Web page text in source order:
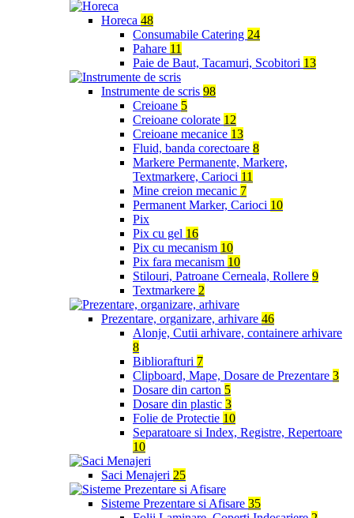
Horeca 48
Consumabile Catering 24
Pahare 11
Paie de Baut, Tacamuri, Scobitori 13
Instrumente de scris 98
Creioane 5
Creioane colorate 12
Creioane mecanice 13
Fluid, banda corectoare 8
Markere Permanente, Markere,
Textmarkere, Carioci 11
Mine creion mecanic 7
Permanent Marker, Carioci 10
Pix
Pix cu gel 16
Pix cu mecanism 10
Pix fara mecanism 10
Stilouri, Patroane Cerneala, Rollere 9
Textmarkere 2
Prezentare, organizare, arhivare 46
Alonje, Cutii arhivare, containere arhivare
8
Bibliorafturi 7
Clipboard, Mape, Dosare de Prezentare 3
Dosare din carton 5
Dosare din plastic 3
Folie de Protectie 10
Separatoare si Index, Registre, Repertoare
10
Saci Menajeri 25
Sisteme Prezentare si Afisare 35